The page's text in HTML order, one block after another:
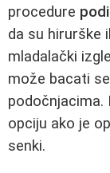
procedure
da su hirurške
mladalački
može bacati
podočnjacima.
opciju ako je
senki.